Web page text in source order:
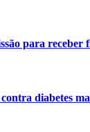
para receber
diabetes